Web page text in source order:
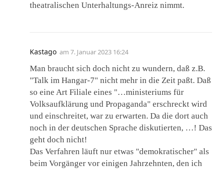
theatralischen Unterhaltungs-Anreiz nimmt.
Kastago am 7. Januar 2023 16:24
Man braucht sich doch nicht zu wundern, daß z.B.
"Talk im Hangar-7" nicht mehr in die Zeit paßt. Daß
so eine Art Filiale eines "…ministeriums für
Volksaufklärung und Propaganda" erschreckt wird
und einschreitet, war zu erwarten. Da die dort auch
noch in der deutschen Sprache diskutierten, …! Das
geht doch nicht!
Das Verfahren läuft nur etwas "demokratischer" als
beim Vorgänger vor einigen Jahrzehnten, den ich